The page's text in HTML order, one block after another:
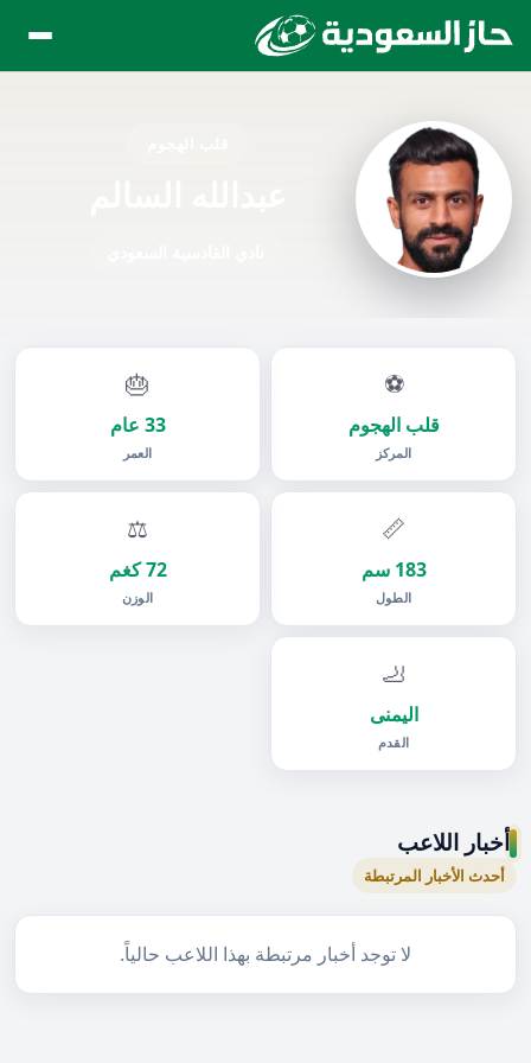
⚽
قلب الهجوم
المركز
🎂
33 عام
العمر
📏
183 سم
الطول
⚖️
72 كغم
الوزن
🦶
اليمنى
القدم
أخبار اللاعب
أحدث الأخبار المرتبطة
لا توجد أخبار مرتبطة بهذا اللاعب حالياً.